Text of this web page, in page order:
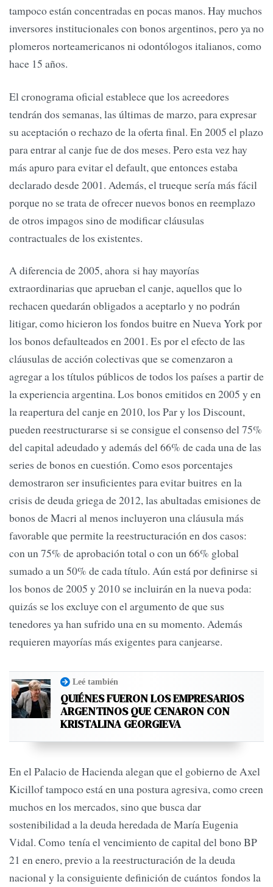
tampoco están concentradas en pocas manos. Hay muchos
inversores institucionales con bonos argentinos, pero ya no
plomeros norteamericanos ni odontólogos italianos, como
hace 15 años.
El cronograma oficial establece que los acreedores
tendrán dos semanas, las últimas de marzo, para expresar
su aceptación o rechazo de la oferta final. En 2005 el plazo
para entrar al canje fue de dos meses. Pero esta vez hay
más apuro para evitar el default, que entonces estaba
declarado desde 2001. Además, el trueque sería más fácil
porque no se trata de ofrecer nuevos bonos en reemplazo
de otros impagos sino de modificar cláusulas
contractuales de los existentes.
A diferencia de 2005, ahora si hay mayorías
extraordinarias que aprueban el canje, aquellos que lo
rechacen quedarán obligados a aceptarlo y no podrán
litigar, como hicieron los fondos buitre en Nueva York por
los bonos defaulteados en 2001. Es por el efecto de las
cláusulas de acción colectivas que se comenzaron a
agregar a los títulos públicos de todos los países a partir de
la experiencia argentina. Los bonos emitidos en 2005 y en
la reapertura del canje en 2010, los Par y los Discount,
pueden reestructurarse si se consigue el consenso del 75%
del capital adeudado y además del 66% de cada una de las
series de bonos en cuestión. Como esos porcentajes
demostraron ser insuficientes para evitar buitres en la
crisis de deuda griega de 2012, las abultadas emisiones de
bonos de Macri al menos incluyeron una cláusula más
favorable que permite la reestructuración en dos casos:
con un 75% de aprobación total o con un 66% global
sumado a un 50% de cada título. Aún está por definirse si
los bonos de 2005 y 2010 se incluirán en la nueva poda:
quizás se los excluye con el argumento de que sus
tenedores ya han sufrido una en su momento. Además
requieren mayorías más exigentes para canjearse.
Leé también
QUIÉNES FUERON LOS EMPRESARIOS
ARGENTINOS QUE CENARON CON
KRISTALINA GEORGIEVA
En el Palacio de Hacienda alegan que el gobierno de Axel
Kicillof tampoco está en una postura agresiva, como creen
muchos en los mercados, sino que busca dar
sostenibilidad a la deuda heredada de María Eugenia
Vidal. Como tenía el vencimiento de capital del bono BP
21 en enero, previo a la reestructuración de la deuda
nacional y la consiguiente definición de cuántos fondos la